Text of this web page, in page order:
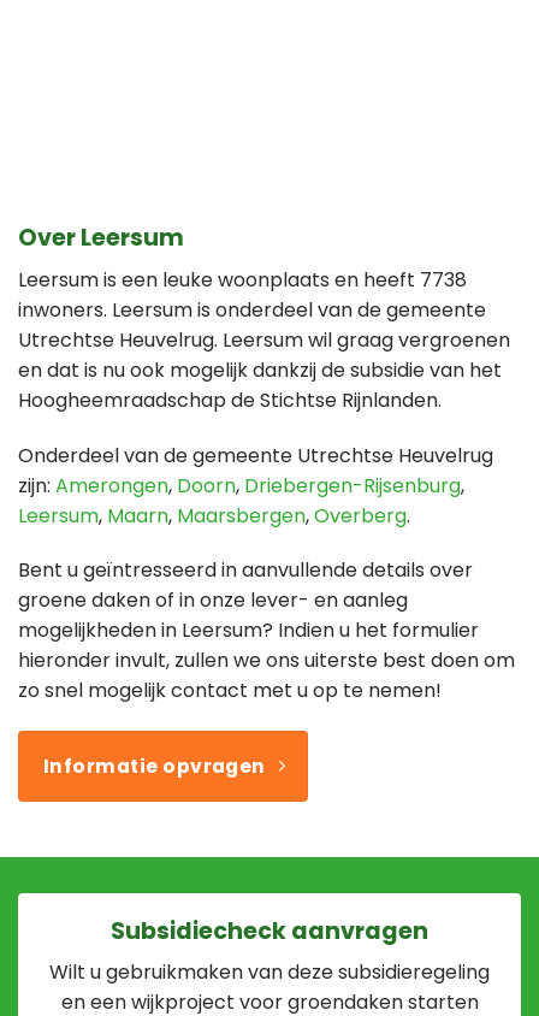
Over Leersum
Leersum is een leuke woonplaats en heeft 7738
inwoners. Leersum is onderdeel van de gemeente
Utrechtse Heuvelrug. Leersum wil graag vergroenen
en dat is nu ook mogelijk dankzij de subsidie van het
Hoogheemraadschap de Stichtse Rijnlanden.
Onderdeel van de gemeente Utrechtse Heuvelrug
zijn: Amerongen, Doorn, Driebergen-Rijsenburg,
Leersum, Maarn, Maarsbergen,Overberg.
Bent u geïntresseerd in aanvullende details over
groene daken of in onze lever- en aanleg
mogelijkheden in Leersum? Indien u het formulier
hieronder invult, zullen we ons uiterste best doen om
zo snel mogelijk contact met u op te nemen!
Informatie opvragen
Subsidiecheck aanvragen
Wilt u gebruikmaken van deze subsidieregeling
en een wijkproject voor groendaken starten